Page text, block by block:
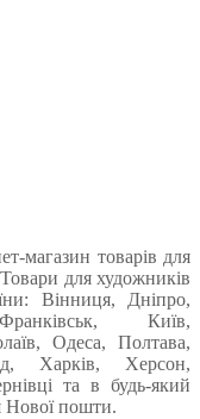
товарів для
для художників
Вінниця, Дніпро,
Київ,
Одеса, Полтава,
Харків, Херсон,
та в будь-який
Нової пошти.